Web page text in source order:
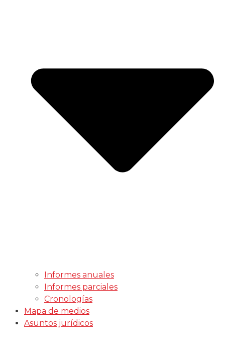
Informes anuales
Informes parciales
Cronologías
Mapa de medios
Asuntos jurídicos